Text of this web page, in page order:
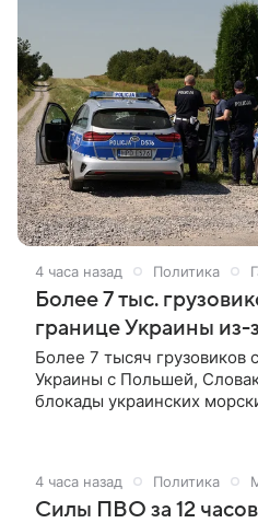
4 часа назад Политика
Более 7 тыс.
границе Украины из-
Более 7 тысяч грузовиков
Украины с Польшей,
блокады украинских
продолжает атаки, из-за
отказываются заходить в
4 часа назад Политика
Силы ПВО за 12